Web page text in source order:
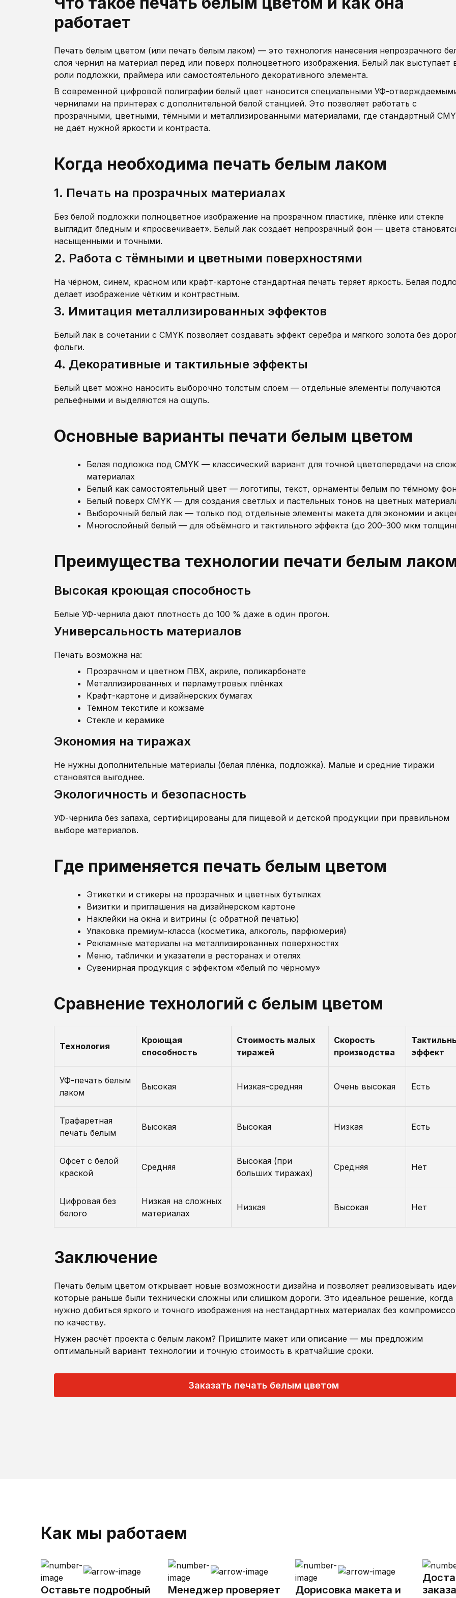
работает
Печать белым цветом (или печать белым лаком) — это технология нанесения непрозрачного
слоя чернил на материал перед или поверх полноцветного изображения. Белый лак выступает
роли подложки, праймера или самостоятельного декоративного элемента.
В современной цифровой полиграфии белый цвет наносится специальными УФ-
чернилами на принтерах с дополнительной белой станцией. Это позволяет работать с
прозрачными, цветными, тёмными и металлизированными материалами, где стандартный
не даёт нужной яркости и контраста.
Когда необходима печать белым лаком
1. Печать на прозрачных материалах
Без белой подложки полноцветное изображение на прозрачном пластике, плёнке или стекле
выглядит бледным и «просвечивает». Белый лак создаёт непрозрачный фон — цвета
насыщенными и точными.
2. Работа с тёмными и цветными поверхностями
На чёрном, синем, красном или крафт-картоне стандартная печать теряет яркость. Белая
делает изображение чётким и контрастным.
3. Имитация металлизированных эффектов
Белый лак в сочетании с CMYK позволяет создавать эффект серебра и мягкого золота без
фольги.
4. Декоративные и тактильные эффекты
Белый цвет можно наносить выборочно толстым слоем — отдельные элементы получаются
рельефными и выделяются на ощупь.
Основные варианты печати белым цветом
Белая подложка под CMYK — классический вариант для точной цветопередачи на
материалах
Белый как самостоятельный цвет — логотипы, текст, орнаменты белым по тёмному
Белый поверх CMYK — для создания светлых и пастельных тонов на цветных
Выборочный белый лак — только под отдельные элементы макета для экономии и
Многослойный белый — для объёмного и тактильного эффекта (до 200–300 мкм
Преимущества технологии печати белым
Высокая кроющая способность
Белые УФ-чернила дают плотность до 100 % даже в один прогон.
Универсальность материалов
Печать возможна на:
Прозрачном и цветном ПВХ, акриле, поликарбонате
Металлизированных и перламутровых плёнках
Крафт-картоне и дизайнерских бумагах
Тёмном текстиле и кожзаме
Стекле и керамике
Экономия на тиражах
Не нужны дополнительные материалы (белая плёнка, подложка). Малые и средние тиражи
становятся выгоднее.
Экологичность и безопасность
УФ-чернила без запаха, сертифицированы для пищевой и детской продукции при правильном
выборе материалов.
Где применяется печать белым цветом
Этикетки и стикеры на прозрачных и цветных бутылках
Визитки и приглашения на дизайнерском картоне
Наклейки на окна и витрины (с обратной печатью)
Упаковка премиум-класса (косметика, алкоголь, парфюмерия)
Рекламные материалы на металлизированных поверхностях
Меню, таблички и указатели в ресторанах и отелях
Сувенирная продукция с эффектом «белый по чёрному»
Сравнение технологий с белым цветом
Технология
Кроющая
способность
Стоимость малых
тиражей
Скорость
производства
эффект
УФ-печать белым
лаком
Высокая Низкая-средняя Очень высокая Есть
Трафаретная
печать белым
Высокая Высокая Низкая Есть
Офсет с белой
краской
Средняя
Высокая (при
больших тиражах)
Средняя Нет
Цифровая без
белого
Низкая на сложных
материалах
Низкая Высокая Нет
Заключение
Печать белым цветом открывает новые возможности дизайна и позволяет реализовывать
которые раньше были технически сложны или слишком дороги. Это идеальное решение, когда
нужно добиться яркого и точного изображения на нестандартных материалах без
по качеству.
Нужен расчёт проекта с белым лаком? Пришлите макет или описание — мы предложим
оптимальный вариант технологии и точную стоимость в кратчайшие сроки.
Заказать печать белым цветом
Как мы работаем
Оставьте подробный
Менеджер проверяет
Дорисовка макета и